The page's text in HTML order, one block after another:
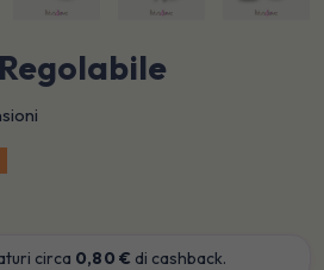
circa 0,80 € di cashback.